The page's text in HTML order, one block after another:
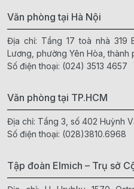
Văn phòng tại Hà Nội
Địa chỉ: Tầng 17 toà nhà 319
Lương, phường Yên Hòa, thành
Số điện thoại: (024) 3513 4657
Văn phòng tại TP.HCM
Địa chỉ: Tầng 3, số 402 Huỳnh
Số điện thoại: (028)3810.6968
Tập đoàn Elmich – Trụ sở